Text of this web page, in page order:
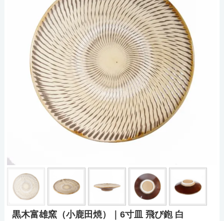
黒木富雄窯（小鹿田焼）｜6寸皿 飛び鉋 白